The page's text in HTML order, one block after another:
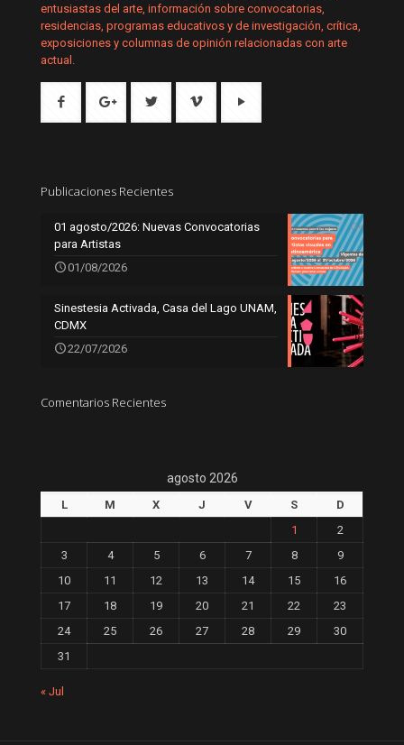
entusiastas del arte, información sobre convocatorias,
residencias, programas educativos y de investigación, crítica,
exposiciones y columnas de opinión relacionadas con arte
actual.
Publicaciones Recientes
01 agosto/2026: Nuevas Convocatorias
para Artistas
01/08/2026
Sinestesia Activada, Casa del Lago UNAM,
CDMX
22/07/2026
Comentarios Recientes
agosto 2026
L M X J V S
D
1
2
3
4 5 6 7 8
9
10
11 12 13 14 15
16
17
18 19 20 21 22
23
24
25 26 27 28 29
30
31
« Jul